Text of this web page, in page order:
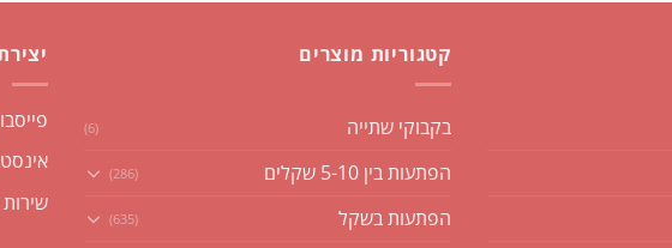
קטגוריות מוצרים
בקבוקי שתייה (6)
הפתעות בין 5-10 שקלים (286)
הפתעות בשקל (635)
שירות